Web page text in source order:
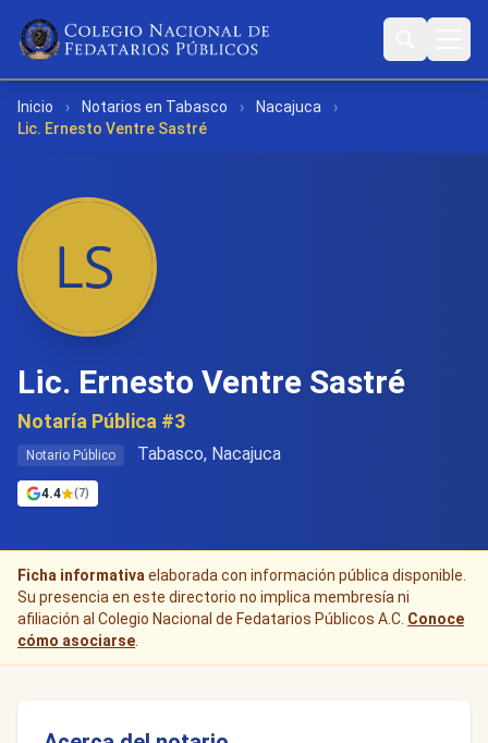
Inicio › Notarios en Tabasco › Nacajuca
›
Lic. Ernesto Ventre Sastré
Lic. Ernesto Ventre Sastré
Notaría Pública #3
Notario Público Tabasco, Nacajuca
4.4 (7)
Ficha informativa elaborada con información pública disponible.
Su presencia en este directorio no implica membresía ni
afiliación al Colegio Nacional de Fedatarios Públicos A.C. Conoce
cómo asociarse